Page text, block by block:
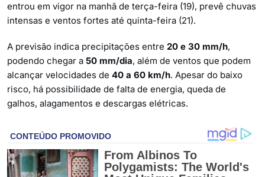
entrou em vigor na manhã de terça-feira (19), prevê chuvas
intensas e ventos fortes até quinta-feira (21).
A previsão indica precipitações entre 20 e 30 mm/h,
podendo chegar a 50 mm/dia, além de ventos que podem
alcançar velocidades de 40 a 60 km/h. Apesar do baixo
risco, há possibilidade de falta de energia, queda de
galhos, alagamentos e descargas elétricas.